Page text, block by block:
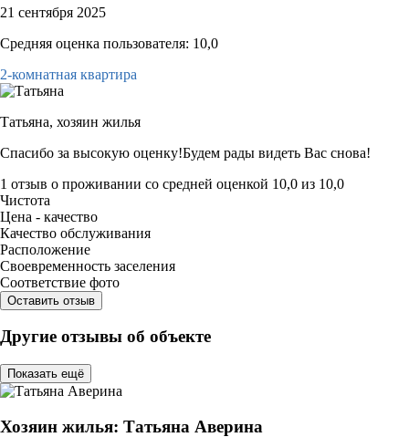
21 сентября 2025
Средняя оценка пользователя: 10,0
2-комнатная квартира
Татьяна, хозяин жилья
Спасибо за высокую оценку!Будем рады видеть Вас снова!
1 отзыв о проживании со средней оценкой 10,0 из 10,0
Чистота
Цена - качество
Качество обслуживания
Расположение
Своевременность заселения
Соответствие фото
Оставить отзыв
Другие отзывы об объекте
Показать ещё
Хозяин жилья: Татьяна Аверина